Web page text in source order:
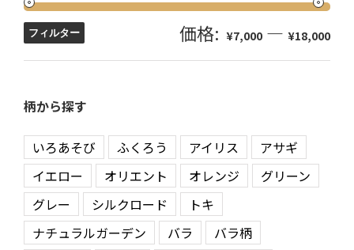
フィルター 価格: ¥7,000 — ¥18,000
柄から探す
いろあそび ふくろう アイリス
アサギ
イエロー
オリエント オレンジ
グリーン
グレー
シルクロード
トキ
ナチュラルガーデン
バラ
バラ柄